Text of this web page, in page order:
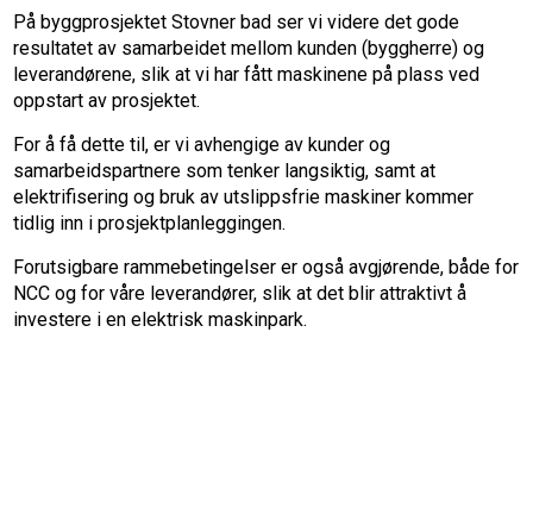
På byggprosjektet Stovner bad ser vi videre det gode
resultatet av samarbeidet mellom kunden (byggherre) og
leverandørene, slik at vi har fått maskinene på plass ved
oppstart av prosjektet.
For å få dette til, er vi avhengige av kunder og
samarbeidspartnere som tenker langsiktig, samt at
elektrifisering og bruk av utslippsfrie maskiner kommer
tidlig inn i prosjektplanleggingen.
Forutsigbare rammebetingelser er også avgjørende, både for
NCC og for våre leverandører, slik at det blir attraktivt å
investere i en elektrisk maskinpark.